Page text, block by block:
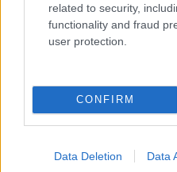
related to security,
functionality and fraud
user protection.
CONFIRM
Data Deletion Data